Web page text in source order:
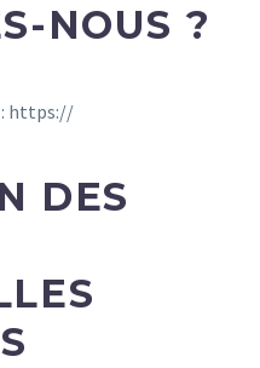
NOUS ?
: https://
DES